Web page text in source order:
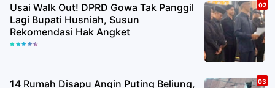
Usai Walk Out! DPRD Gowa Tak Panggil
Lagi Bupati Husniah, Susun
Rekomendasi Hak Angket
14 Rumah Disapu Angin Puting Beliung,